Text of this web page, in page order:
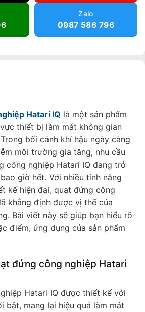
Zalo
0987 586 796
Hatari IQ là một sản phẩm
thiết bị làm mát không gian
bối cảnh khí hậu ngày càng
môi trường gia tăng, nhu cầu
công nghiệp Hatari IQ đang trở
giờ hết. Với nhiều tính năng
kế hiện đại, quạt đứng công
khẳng định được vị thế của
Bài viết này sẽ giúp bạn hiểu rõ
điểm, ứng dụng của sản phẩm
đứng công nghiệp Hatari
Hatari IQ được thiết kế với
bật, mang lại hiệu quả làm mát